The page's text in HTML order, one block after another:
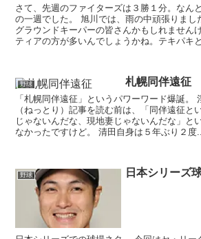
さて、先週のファイターズは３勝１分。なん
の一週でした。 旭川では、雨の中頑張りまし
グラウンドキーパーの皆さんかもしれません
ティアの方が多いんでしょうかね。テキパキ
野球 札幌同伴遠征
「札幌同伴遠征」というパワーワード爆誕。
（ねっとり）記事を読む前は、「同伴遠征と
じゃないんだな、現地妻じゃないんだな」と
なかったですけど。 清田自身は５年ぶり２度...
野球 日本シリーズ